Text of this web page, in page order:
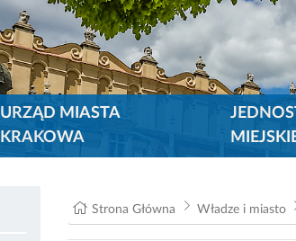
URZĄD MIASTA
KRAKOWA
Strona Główna Władze i miasto